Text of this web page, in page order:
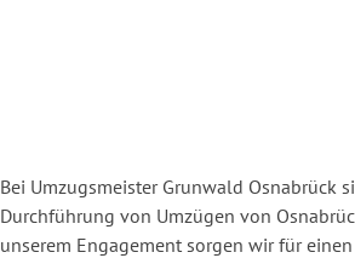
Bei Umzugsmeister Grunwald Osnabrück
Durchführung von Umzügen von
unserem Engagement sorgen wir für einen